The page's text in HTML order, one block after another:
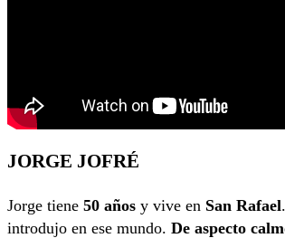
JORGE JOFRÉ
Jorge tiene 50 años y vive en San Rafael.
introdujo en ese mundo. De aspecto